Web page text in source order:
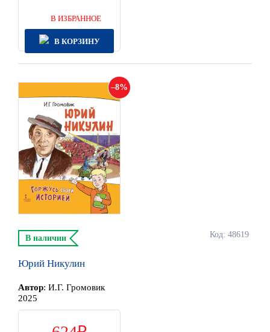
В ИЗБРАННОЕ
В КОРЗИНУ
8
Код: 48619
В наличии
Юрий Никулин
Автор: И.Г. Громовик
2025